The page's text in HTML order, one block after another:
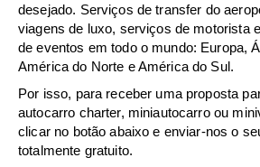
desejado. Serviços de transfer do
viagens de luxo, serviços de motorista
de eventos em todo o mundo: Europa,
América do Norte e América do Sul.
Por isso, para receber uma proposta
autocarro charter, miniautocarro ou
clicar no botão abaixo e enviar-nos o
totalmente gratuito.